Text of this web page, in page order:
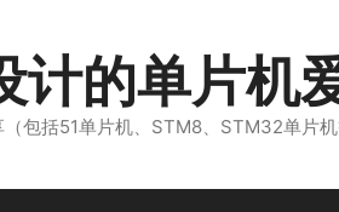
计的单片机
包括51单片机、STM8、STM32单片机